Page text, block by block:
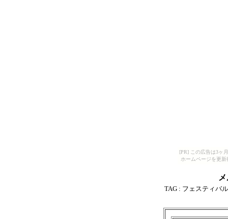
[PR] この広告は3ヶ
ホームページを更
TAG : フェスティバ